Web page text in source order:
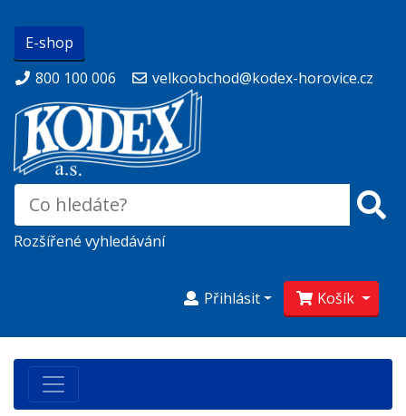
E-shop
800 100 006
velkoobchod@kodex-horovice.cz
Rozšířené vyhledávání
Košík
Přihlásit